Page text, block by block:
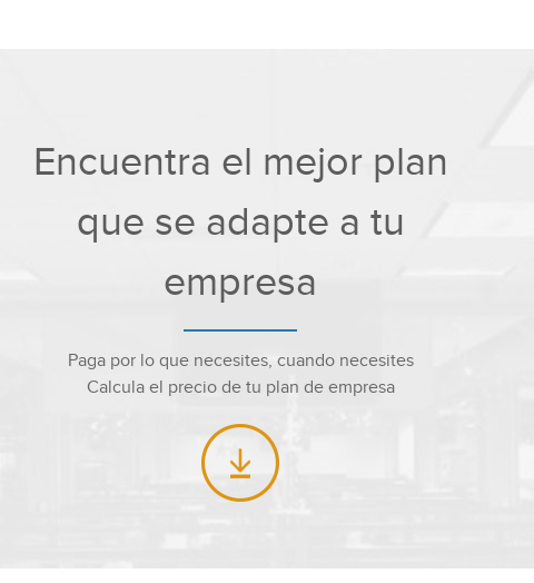
Encuentra el mejor plan
que se adapte a tu
empresa
Paga por lo que necesites, cuando necesites
Calcula el precio de tu plan de empresa